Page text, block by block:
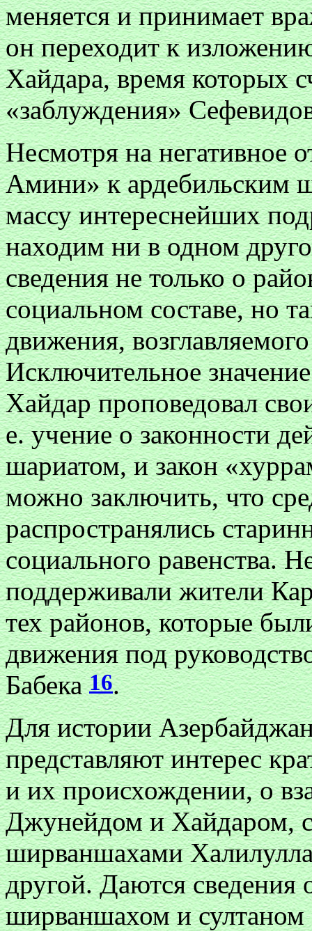
меняется и принимает
он переходит к
Хайдара, время которых
«заблуждения»
Несмотря на негативное
Амини» к ардебильским
массу интереснейших
находим ни в одном
сведения не только о
социальном составе, но
движения,
Исключительное
Хайдар проповедовал
е. учение о законности
шариатом, и закон
можно заключить, что
распространялись
социального равенства.
поддерживали жители
тех районов, которые
движения под
Бабека16.
Для истории
представляют интерес
и их происхождении, о
Джунейдом и Хайдаром,
ширваншахами
другой. Даются сведения
ширваншахом и